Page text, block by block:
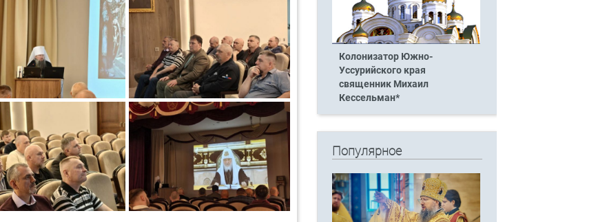
Колонизатор Южно-
Уссурийского края
священник Михаил
Кессельман*
Популярное